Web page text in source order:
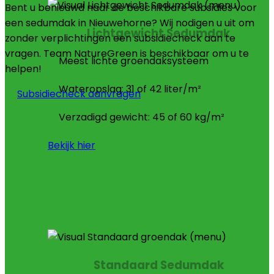
Lichtgewicht Sedumdak
Meest lichte groendaksysteem
Wateropslag: 31 of 42 liter/m²
Verzadigd gewicht: 45 of 60 kg/m²
Bekijk hier
Standaard Sedumdak
Bent u benieuwd naar de beschikbare subsidies voor
een sedumdak in Nieuwehorne? Wij nodigen u uit om
zonder verplichtingen een subsidiecheck aan te
vragen. Team NatureGreen is beschikbaar om u te
helpen!
Subsidiecheck aanvragen